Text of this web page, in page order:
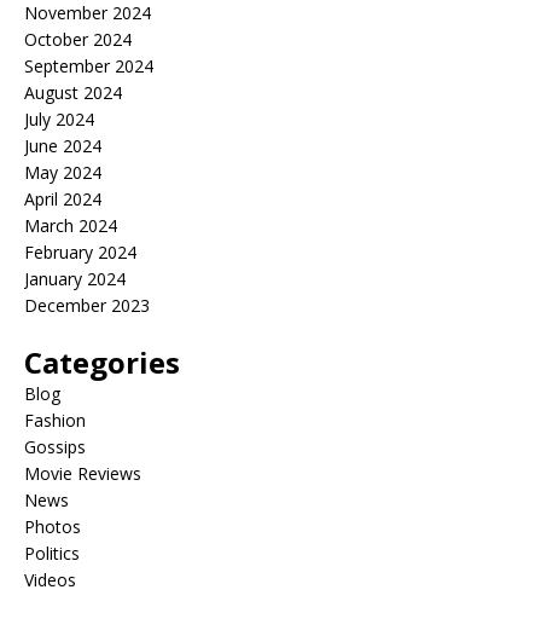
November 2024
October 2024
September 2024
August 2024
July 2024
June 2024
May 2024
April 2024
March 2024
February 2024
January 2024
December 2023
Categories
Blog
Fashion
Gossips
Movie Reviews
News
Photos
Politics
Videos